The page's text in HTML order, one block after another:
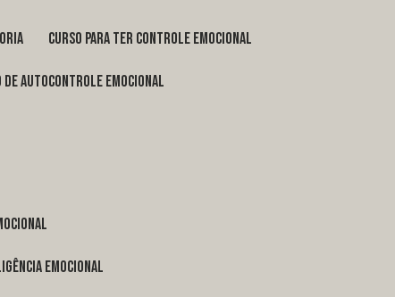
curso para ter controle emocional
de autocontrole emocional
emocional